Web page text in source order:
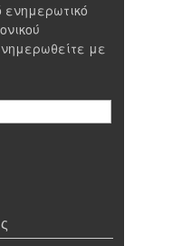
ενημερωτικό
με